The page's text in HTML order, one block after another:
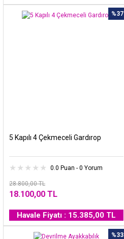
%37
5 Kapılı 4 Çekmeceli Gardırop
0.0 Puan - 0 Yorum
28.800,00 TL
18.100,00 TL
Havale Fiyatı : 15.385,00 TL
%33